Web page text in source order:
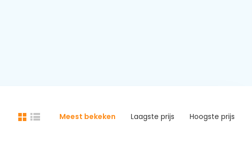
Meest bekeken Laagste prijs Hoogste prijs